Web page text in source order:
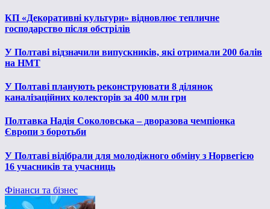
КП «Декоративні культури» відновлює тепличне
господарство після обстрілів
У Полтаві відзначили випускників, які отримали 200 балів
на НМТ
У Полтаві планують реконструювати 8 ділянок
каналізаційних колекторів за 400 млн грн
Полтавка Надія Соколовська – дворазова чемпіонка
Європи з боротьби
У Полтаві відібрали для молодіжного обміну з Норвегією
16 учасників та учасниць
Фінанси та бізнес